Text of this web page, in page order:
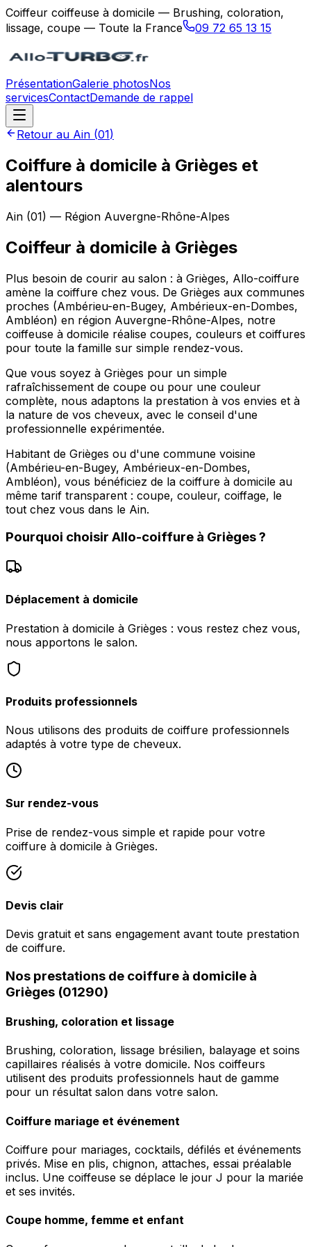
Coiffeur coiffeuse à domicile — Brushing, coloration,
lissage, coupe — Toute la France
09 72 65 13 15
PrésentationGalerie photosNos
servicesContactDemande de rappel
Retour au Ain (01)
Coiffure à domicile à Grièges et
alentours
Ain (01) — Région Auvergne-Rhône-Alpes
Coiffeur à domicile à Grièges
Plus besoin de courir au salon : à Grièges, Allo-coiffure
amène la coiffure chez vous. De Grièges aux communes
proches (Ambérieu-en-Bugey, Ambérieux-en-Dombes,
Ambléon) en région Auvergne-Rhône-Alpes, notre
coiffeuse à domicile réalise coupes, couleurs et coiffures
pour toute la famille sur simple rendez-vous.
Que vous soyez à Grièges pour un simple
rafraîchissement de coupe ou pour une couleur
complète, nous adaptons la prestation à vos envies et à
la nature de vos cheveux, avec le conseil d'une
professionnelle expérimentée.
Habitant de Grièges ou d'une commune voisine
(Ambérieu-en-Bugey, Ambérieux-en-Dombes,
Ambléon), vous bénéficiez de la coiffure à domicile au
même tarif transparent : coupe, couleur, coiffage, le
tout chez vous dans le Ain.
Pourquoi choisir Allo-coiffure à Grièges?
Déplacement à domicile
Prestation à domicile à Grièges : vous restez chez vous,
nous apportons le salon.
Produits professionnels
Nous utilisons des produits de coiffure professionnels
adaptés à votre type de cheveux.
Sur rendez-vous
Prise de rendez-vous simple et rapide pour votre
coiffure à domicile à Grièges.
Devis clair
Devis gratuit et sans engagement avant toute prestation
de coiffure.
Nos prestations de coiffure à domicile à
Grièges (01290)
Brushing, coloration et lissage
Brushing, coloration, lissage brésilien, balayage et soins
capillaires réalisés à votre domicile. Nos coiffeurs
utilisent des produits professionnels haut de gamme
pour un résultat salon dans votre salon.
Coiffure mariage et événement
Coiffure pour mariages, cocktails, défilés et événements
privés. Mise en plis, chignon, attaches, essai préalable
inclus. Une coiffeuse se déplace le jour J pour la mariée
et ses invités.
Coupe homme, femme et enfant